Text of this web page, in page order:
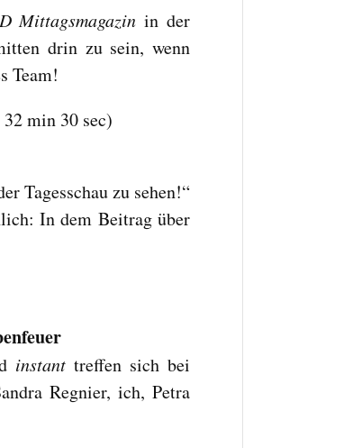
Mittagsmagazin in der
drin zu sein, wenn
Team!
min 30 sec)
Tagesschau zu sehen!“
In dem Beitrag über
instant treffen sich bei
Regnier, ich, Petra